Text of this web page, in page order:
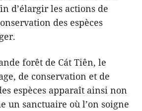
d’élargir les actions de
des espèces
forêt de Cát Tiên, le
de conservation et de
espèces apparaît ainsi non
un sanctuaire où l’on soigne